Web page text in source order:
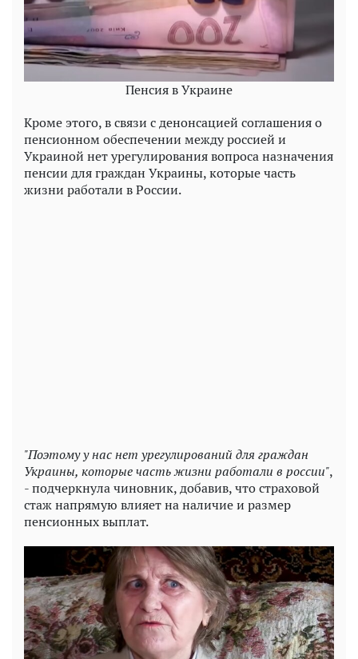
Пенсия в Украине
Кроме этого, в связи с денонсацией соглашения о
пенсионном обеспечении между россией и
Украиной нет урегулирования вопроса назначения
пенсии для граждан Украины, которые часть
жизни работали в России.
"Поэтому у нас нет урегулирований для граждан
Украины, которые часть жизни работали в россии",
- подчеркнула чиновник, добавив, что страховой
стаж напрямую влияет на наличие и размер
пенсионных выплат.